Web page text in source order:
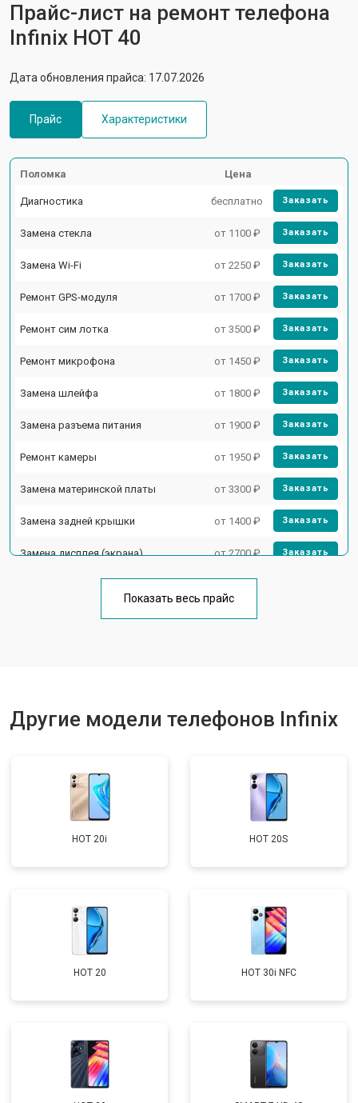
Прайс-лист на ремонт телефона
Infinix HOT 40
Дата обновления прайса: 17.07.2026
Прайс Характеристики
Поломка Цена
Диагностика бесплатно Заказать
Замена стекла от 1100 ₽ Заказать
Замена Wi-Fi от 2250 ₽ Заказать
Ремонт GPS-модуля от 1700 ₽ Заказать
Ремонт сим лотка от 3500 ₽ Заказать
Ремонт микрофона от 1450 ₽ Заказать
Замена шлейфа от 1800 ₽ Заказать
Замена разъема питания от 1900 ₽ Заказать
Ремонт камеры от 1950 ₽ Заказать
Замена материнской платы от 3300 ₽ Заказать
Замена задней крышки от 1400 ₽ Заказать
Замена дисплея (экрана) от 2700 ₽ Заказать
Замена кнопки включения от 1750 ₽
Показать весь прайс
Другие модели телефонов Infinix
HOT 20i HOT 20S
HOT 20 HOT 30i NFC